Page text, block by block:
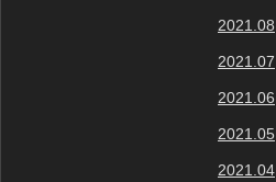
2021.08
2021.07
2021.06
2021.05
2021.04